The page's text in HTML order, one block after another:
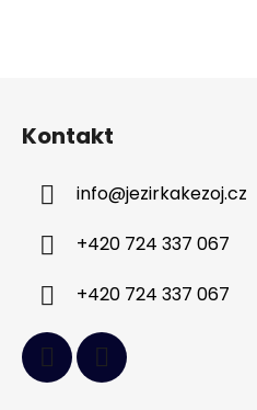
Kontakt
info@jezirkakezoj.cz
+420 724 337 067
+420 724 337 067